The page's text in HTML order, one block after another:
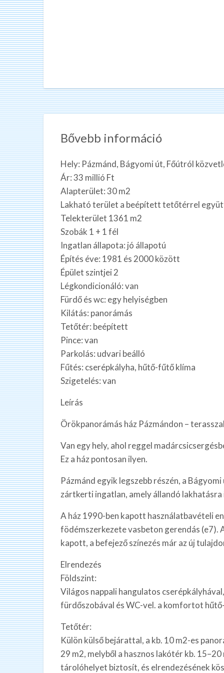
Bővebb információ
Hely: Pázmánd, Bágyomi út, Főútról
Ár: 33 millió Ft
Alapterület: 30 m2
Lakható terület a beépített tetőtérrel
Telekterület 1361 m2
Szobák 1 + 1 fél
Ingatlan állapota: jó állapotú
Építés éve: 1981 és 2000 között
Épület szintjei 2
Légkondicionáló: van
Fürdő és wc: egy helyiségben
Kilátás: panorámás
Tetőtér: beépített
Pince: van
Parkolás: udvari beálló
Fűtés: cserépkályha, hűtő-fűtő klíma
Szigetelés: van
Leírás
Örökpanorámás ház Pázmándon –
Van egy hely, ahol reggel
Ez a ház pontosan ilyen.
Pázmánd egyik legszebb részén, a
zártkerti ingatlan, amely állandó lakhatásra
A ház 1990-ben kapott használatbavételi
födémszerkezete vasbeton gerendás (e7).
kapott, a befejező színezés már az új
Elrendezés
Földszint:
Világos nappali hangulatos
fürdőszobával és WC-vel. a komfortot
Tetőtér:
Külön külső bejárattal, a kb. 10 m2-es
29 m2, melyből a hasznos lakótér kb.
tárolóhelyet biztosít, és elrendezésének